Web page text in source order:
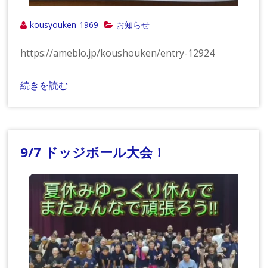
kousyouken-1969 お知らせ
https://ameblo.jp/koushouken/entry-12924
続きを読む
9/7 ドッジボール大会！